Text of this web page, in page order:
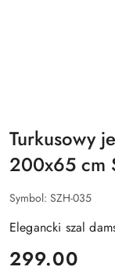
Turkusowy
200x65 cm
Symbol: SZH-035
Elegancki szal
cena:
299.00